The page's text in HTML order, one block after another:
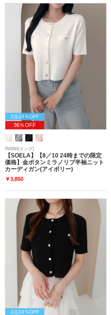
2点10％OFF
36％OFF
INGNI(イング)
【SOELA】【8／10 24時までの限定
価格】金ボタンミラノリブ半袖ニット
カーディガン(アイボリー)
￥3,850
2点10％OFF